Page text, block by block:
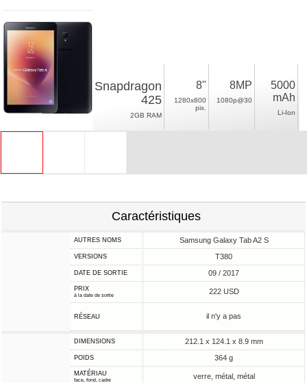
Snapdragon
425
2GB RAM
8"
1280x800
pix.
8MP
1080p@30
5000
mAh
Li-Ion
Caractéristiques
AUTRES NOMS Samsung Galaxy Tab A2 S
VERSIONS T380
DATE DE SORTIE 09 / 2017
PRIX
à la date de sortie 222 USD
RÉSEAU il n'y a pas
DIMENSIONS 212.1 x 124.1 x 8.9 mm
POIDS 364 g
MATÉRIAU
face, fond, cadre verre, métal, métal